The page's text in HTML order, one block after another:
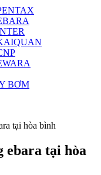
BƠM
tại hòa bình
ebara tại hòa